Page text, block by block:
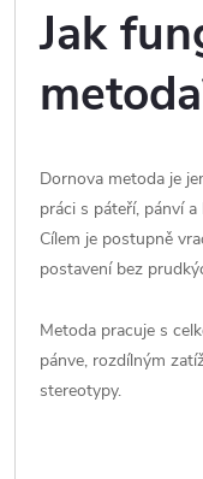
Jak
Dornova metoda je
práci s páteří, pánví
Cílem je postupně
postavení bez
Metoda pracuje s
pánve, rozdílným
stereotypy.